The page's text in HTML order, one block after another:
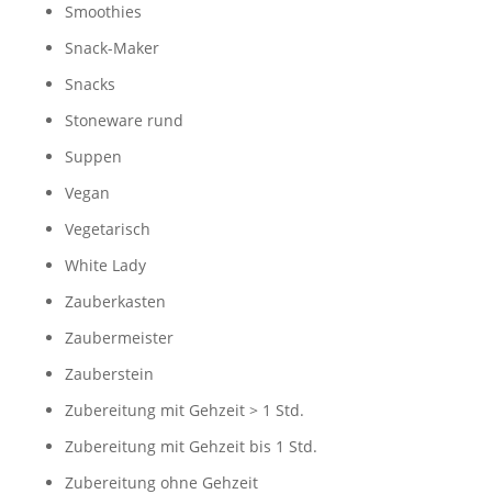
Smoothies
Snack-Maker
Snacks
Stoneware rund
Suppen
Vegan
Vegetarisch
White Lady
Zauberkasten
Zaubermeister
Zauberstein
Zubereitung mit Gehzeit > 1 Std.
Zubereitung mit Gehzeit bis 1 Std.
Zubereitung ohne Gehzeit